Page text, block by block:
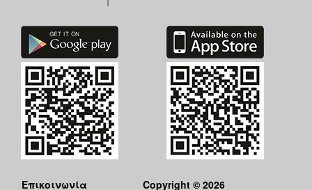
Επικοινωνία
Copyright © 2026